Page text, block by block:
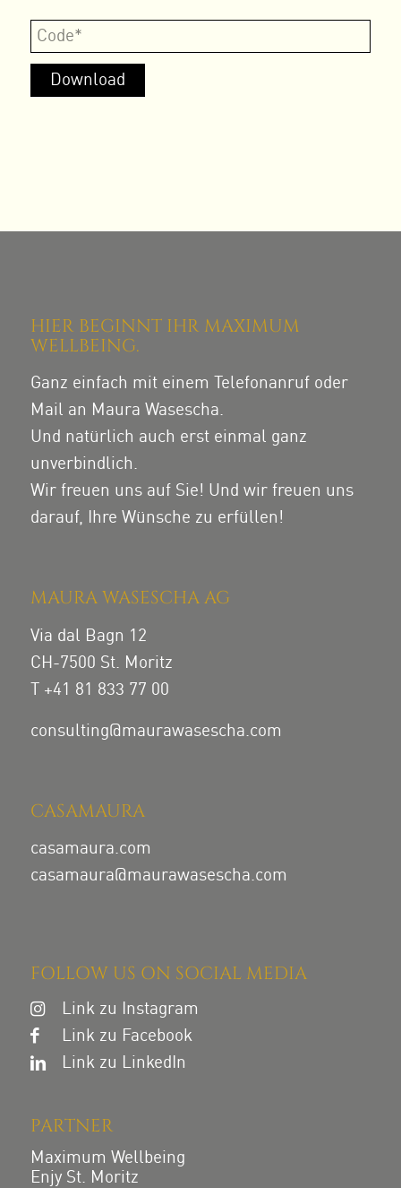
HIER BEGINNT IHR MAXIMUM
WELLBEING.
Ganz einfach mit einem Telefonanruf oder
Mail an Maura Wasescha.
Und natürlich auch erst einmal ganz
unverbindlich.
Wir freuen uns auf Sie! Und wir freuen uns
darauf, Ihre Wünsche zu erfüllen!
MAURA WASESCHA AG
Via dal Bagn 12
CH-7500 St. Moritz
T +41 81 833 77 00
consulting@maurawasescha.com
CASAMAURA
casamaura.com
casamaura@maurawasescha.com
FOLLOW US ON SOCIAL MEDIA
Link zu Instagram
Link zu Facebook
Link zu LinkedIn
PARTNER
Maximum Wellbeing
Enjy St. Moritz